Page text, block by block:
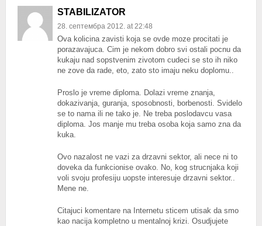
STABILIZATOR
28. септембра 2012. at 22:48
Ova kolicina zavisti koja se ovde moze procitati je
porazavajuca. Cim je nekom dobro svi ostali pocnu da
kukaju nad sopstvenim zivotom cudeci se sto ih niko
ne zove da rade, eto, zato sto imaju neku doplomu..
Proslo je vreme diploma. Dolazi vreme znanja,
dokazivanja, guranja, sposobnosti, borbenosti. Svidelo
se to nama ili ne tako je. Ne treba poslodavcu vasa
diploma. Jos manje mu treba osoba koja samo zna da
kuka.
Ovo nazalost ne vazi za drzavni sektor, ali nece ni to
doveka da funkcionise ovako. No, kog strucnjaka koji
voli svoju profesiju uopste interesuje drzavni sektor..
Mene ne.
Citajuci komentare na Internetu sticem utisak da smo
kao nacija kompletno u mentalnoj krizi. Osudjujete